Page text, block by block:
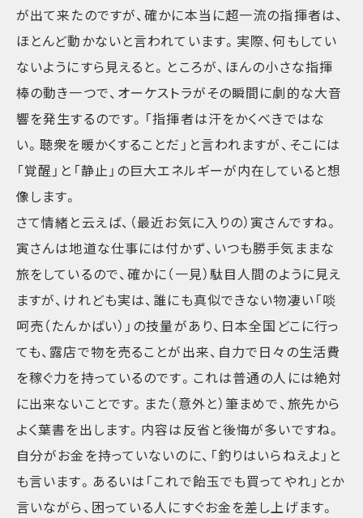
が出て来たのですが、確かに本当に超一流の指揮者は、
ほとんど動かないと言われています。実際、何もしてい
ないようにすら見えると。ところが、ほんの小さな指揮
棒の動き一つで、オーケストラがその瞬間に劇的な大音
響を発生するのです。「指揮者は汗をかくべきではな
い。聴衆を暖かくすることだ」と言われますが、そこには
「覚醒」と「静止」の巨大エネルギーが内在していると想
像します。
さて情緒と云えば、（最近お気に入りの）寅さんですね。
寅さんは地道な仕事には付かず、いつも勝手気ままな
旅をしているので、確かに（一見）駄目人間のように見え
ますが、けれども実は、誰にも真似できない物凄い「啖
呵売（たんかばい）」の技量があり、日本全国どこに行っ
ても、露店で物を売ることが出来、自力で日々の生活費
を稼ぐ力を持っているのです。これは普通の人には絶対
に出来ないことです。また（意外と）筆まめで、旅先から
よく葉書を出します。内容は反省と後悔が多いですね。
自分がお金を持っていないのに、「釣りはいらねえよ」と
も言います。あるいは「これで飴玉でも買ってやれ」とか
言いながら、困っている人にすぐお金を差し上げます。